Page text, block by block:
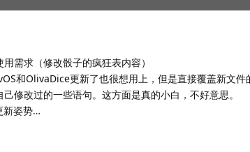
需求（修改骰子的疯狂表内容）
和OlivaDice更新了也很想用上，但是直接覆盖新文件
修改过的一些语句。这方面是真的小白，不好意思。
新姿势…